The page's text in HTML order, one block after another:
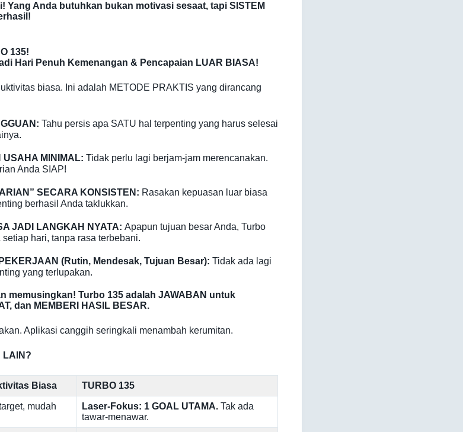
Yang Anda butuhkan bukan motivasi sesaat, tapi SISTEM
135!
Hari Penuh Kemenangan & Pencapaian LUAR BIASA!
biasa. Ini adalah METODE PRAKTIS yang dirancang
Tahu persis apa SATU hal terpenting yang harus selesai
USAHA MINIMAL: Tidak perlu lagi berjam-jam merencanakan.
Anda SIAP!
SECARA KONSISTEN: Rasakan kepuasan luar biasa
berhasil Anda taklukkan.
JADI LANGKAH NYATA: Apapun tujuan besar Anda, Turbo
hari, tanpa rasa terbebani.
(Rutin, Mendesak, Tujuan Besar): Tidak ada lagi
yang terlupakan.
memusingkan! Turbo 135 adalah JAWABAN untuk
dan MEMBERI HASIL BESAR.
Aplikasi canggih seringkali menambah kerumitan.
LAIN?
Biasa TURBO 135
mudah
Laser-Fokus: 1 GOAL UTAMA. Tak ada
tawar-menawar.